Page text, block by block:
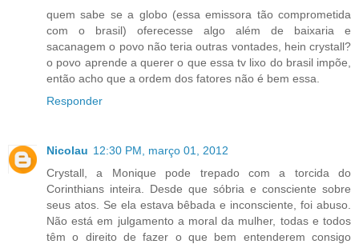
quem sabe se a globo (essa emissora tão comprometida
com o brasil) oferecesse algo além de baixaria e
sacanagem o povo não teria outras vontades, hein crystall?
o povo aprende a querer o que essa tv lixo do brasil impõe,
então acho que a ordem dos fatores não é bem essa.
Responder
Nicolau 12:30 PM, março 01, 2012
Crystall, a Monique pode trepado com a torcida do
Corinthians inteira. Desde que sóbria e consciente sobre
seus atos. Se ela estava bêbada e inconsciente, foi abuso.
Não está em julgamento a moral da mulher, todas e todos
têm o direito de fazer o que bem entenderem consigo